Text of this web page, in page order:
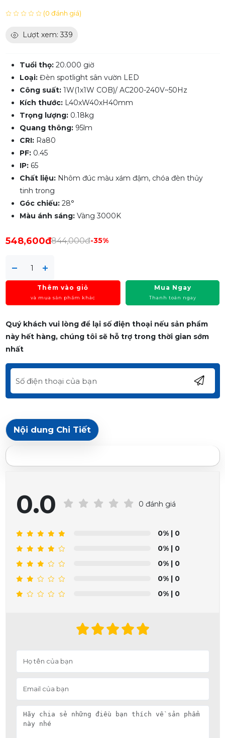
(0 đánh giá)
Lượt xem: 339
Tuổi thọ: 20.000 giờ
Loại: Đèn spotlight sân vườn LED
Công suất: 1W(1x1W COB)/ AC200-240V~50Hz
Kích thước: L40xW40xH40mm
Trọng lượng:0.18kg
Quang thông:95lm
CRI: Ra80
PF: 0.45
IP:65
Chất liệu: Nhôm đúc màu xám đậm, chóa đèn thủy
tinh trong
Góc chiếu: 28°
Màu ánh sáng: Vàng 3000K
548,600đ844,000đ-35%
Thêm vào giỏ
và mua sản phẩm khác
Mua Ngay
Thanh toán ngay
Quý khách vui lòng để lại số điện thoại nếu sản phẩm
này hết hàng, chúng tôi sẽ hỗ trợ trong thời gian sớm
nhất
Nội dung Chi Tiết
0.0 0 đánh giá
0% | 0
0% | 0
0% | 0
0% | 0
0% | 0